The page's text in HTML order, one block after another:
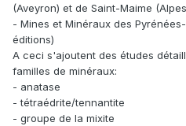
(Aveyron) et de Saint-Maime
- Mines et Minéraux des
éditions)
A ceci s'ajoutent des études
familles de minéraux:
- anatase
- tétraédrite/tennantite
- groupe de la mixite